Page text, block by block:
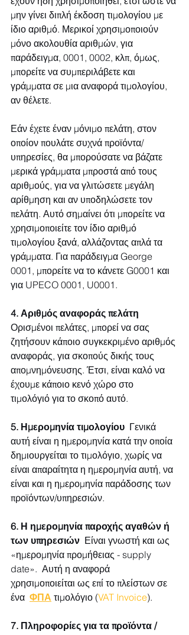
μην γίνει διπλή έκδοση τιμολογίου με
ίδιο αριθμό. Μερικοί χρησιμοποιούν
μόνο ακολουθία αριθμών, για
παράδειγμα, 0001, 0002, κλπ, όμως,
μπορείτε να συμπεριλάβετε και
γράμματα σε μια αναφορά τιμολογίου,
αν θέλετε.
Εάν έχετε έναν μόνιμο πελάτη, στον
οποίον πουλάτε συχνά προϊόντα/
υπηρεσίες, θα μπορούσατε να βάζατε
μερικά γράμματα μπροστά από τους
αριθμούς, για να γλιτώσετε μεγάλη
αρίθμηση και αν υποδηλώσετε τον
πελάτη. Αυτό σημαίνει ότι μπορείτε να
χρησιμοποιείτε τον ίδιο αριθμό
τιμολογίου ξανά, αλλάζοντας απλά τα
γράμματα. Για παράδειγμα George
0001, μπορείτε να το κάνετε G0001 και
για UPECO 0001, U0001.
4. Αριθμός αναφοράς πελάτη
Ορισμένοι πελάτες, μπορεί να σας
ζητήσουν κάποιο συγκεκριμένο αριθμός
αναφοράς, για σκοπούς δικής τους
απομνημόνευσης. Έτσι, είναι καλό να
έχουμε κάποιο κενό χώρο στο
τιμολόγιό για το σκοπό αυτό.
5. Ημερομηνία τιμολογίου
  Γενικά
αυτή είναι η ημερομηνία κατά την οποία
δημιουργείται το τιμολόγιο, χωρίς να
είναι απαραίτητα η ημερομηνία αυτή, να
είναι και η ημερομηνία παράδοσης των
προϊόντων/υπηρεσιών.
6. Η ημερομηνία παροχής αγαθών ή
των υπηρεσιών
  Είναι γνωστή και ως
«ημερομηνία προμήθειας - supply
date».  Αυτή η αναφορά
χρησιμοποιείται ως επί το πλείστων σε
ένα ΦΠΑ τιμολόγιο (VAT Invoice).
7. Πληροφορίες για τα προϊόντα /